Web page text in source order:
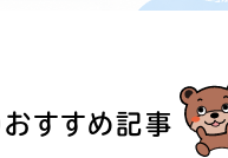
おすすめ記事